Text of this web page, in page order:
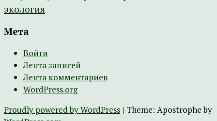
экология
Мета
Войти
Лента записей
Лента комментариев
WordPress.org
Proudly powered by WordPress | Theme: Apostrophe by